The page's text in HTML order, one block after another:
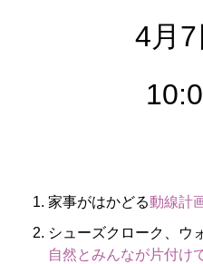
4月
家事がはかどる動線計
シューズクローク、ウ
自然とみんなが片付け